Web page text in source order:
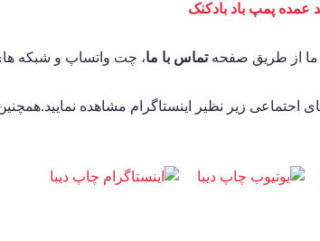
عمده پمپ باد بادکنک
ما از طریق صفحهتماس با ما، چت واتساپ و شبکه
احتماعی زیر نظیر اینستاگرام مشاهده